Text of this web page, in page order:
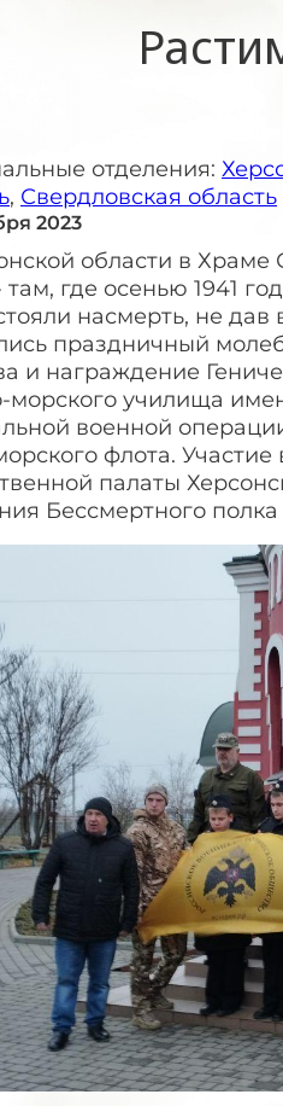
отделения:
, Свердловская область
2023
области в Храме
там, где осенью 1941
насмерть, не
праздничный
и награждение
морского училища
военной
флота.
палаты
Бессмертного